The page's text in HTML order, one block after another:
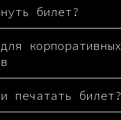
билет?
корпоративных
печатать билет?